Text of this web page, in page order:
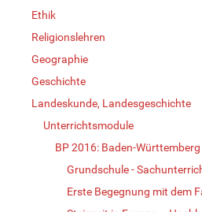
Ethik
Religionslehren
Geographie
Geschichte
Landeskunde, Landesgeschichte
Unterrichtsmodule
BP 2016: Baden-
Grundschule -
Erste Begegnung mit dem